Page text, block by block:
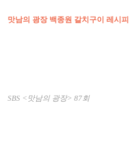
맛남의 광장 백종원 갈치구이 레시
SBS <맛남의 광장> 87회